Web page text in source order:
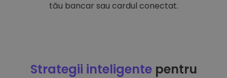
tău bancar sau cardul conectat.
Strategii inteligentepentru